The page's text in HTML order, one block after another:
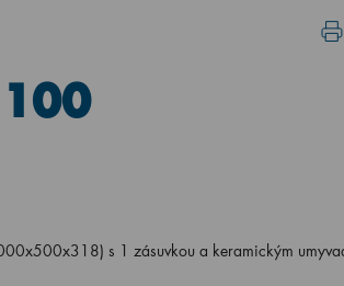
s 1 zásuvkou a keramickým